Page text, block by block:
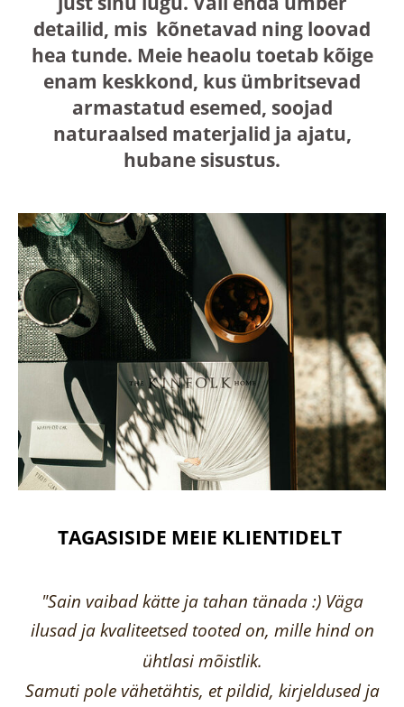
detailid, mis kõnetavad ning loovad
hea tunde. Meie heaolu toetab kõige
enam keskkond, kus ümbritsevad
armastatud esemed, soojad
naturaalsed materjalid ja ajatu,
hubane sisustus.
TAGASISIDE MEIE KLIENTIDELT
"Sain vaibad kätte ja tahan tänada :) Väga
ilusad ja kvaliteetsed tooted on, mille hind on
ühtlasi mõistlik.
Samuti pole vähetähtis, et pildid, kirjeldused ja